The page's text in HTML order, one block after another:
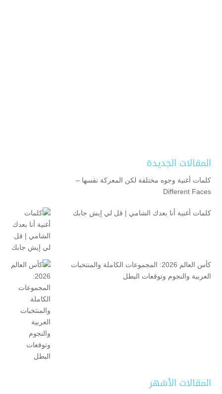
المقالات الجديدة
كلمات أغنية وجوه مختلفة لكن المعركة نفسها –
Different Faces
كلمات أغنية أنا بعدك الشامي | قل لي إيش جابك
كأس العالم 2026: المجموعات الكاملة والمنتخبات
العربية والنجوم وتوقعات البطل
المقالات الأشهر